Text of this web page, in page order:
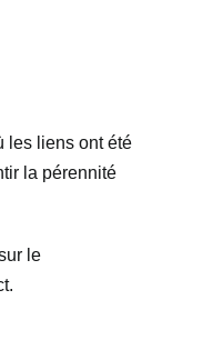
les liens ont été
la pérennité
le